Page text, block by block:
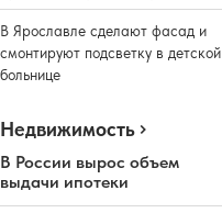
В Ярославле сделают фасад и
смонтируют подсветку в детской
больнице
Недвижимость
В России вырос объем
выдачи ипотеки